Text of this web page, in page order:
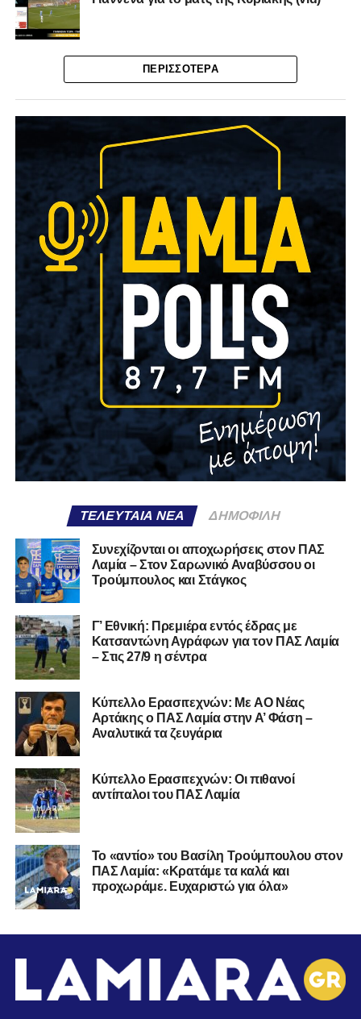
ΠΕΡΙΣΣΌΤΕΡΑ
ΤΕΛΕΥΤΑΊΑ ΝΈΑ ΔΗΜΟΦΙΛΉ
Συνεχίζονται οι αποχωρήσεις στον ΠΑΣ
Λαμία – Στον Σαρωνικό Αναβύσσου οι
Τρούμπουλος και Στάγκος
Γ’ Εθνική: Πρεμιέρα εντός έδρας με
Κατσαντώνη Αγράφων για τον ΠΑΣ Λαμία
– Στις 27/9 η σέντρα
Kύπελλο Ερασιτεχνών: Με AO Nέας
Αρτάκης ο ΠΑΣ Λαμία στην Α’ Φάση –
Αναλυτικά τα ζευγάρια
Κύπελλο Ερασιτεχνών: Οι πιθανοί
αντίπαλοι του ΠΑΣ Λαμία
Το «αντίο» του Βασίλη Τρούμπουλου στον
ΠΑΣ Λαμία: «Κρατάμε τα καλά και
προχωράμε. Ευχαριστώ για όλα»